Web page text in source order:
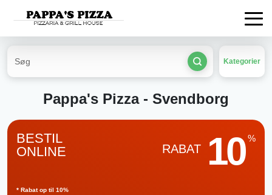
Kategorier
Pappa's Pizza - Svendborg
BESTIL
ONLINE
RABAT 10 %
* Rabat op til 10%